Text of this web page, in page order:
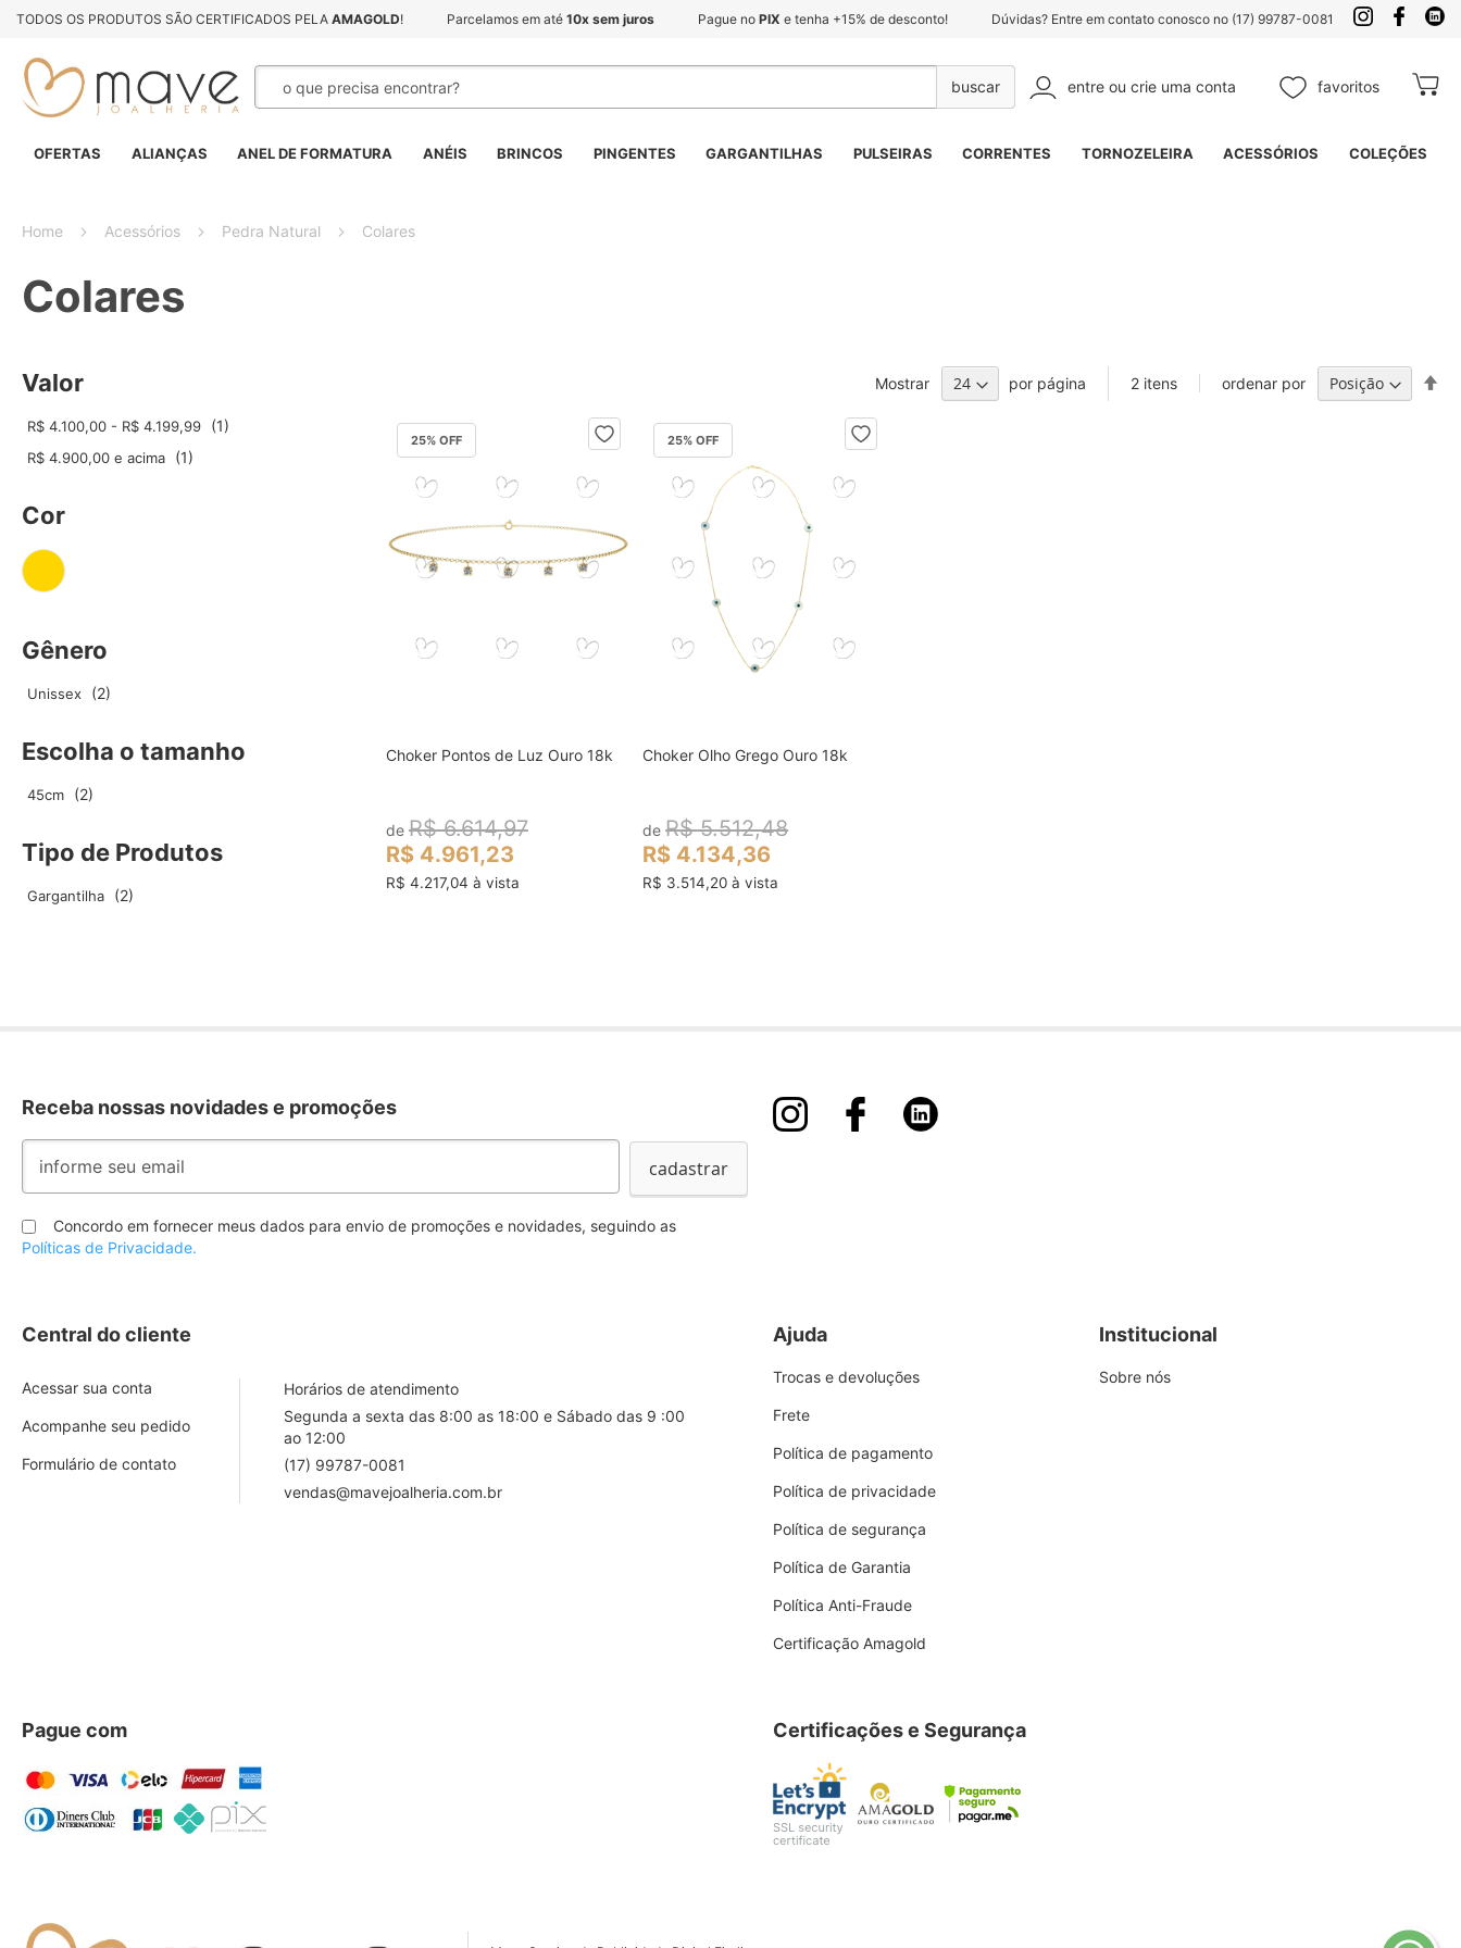
TODOS OS PRODUTOS SÃO CERTIFICADOS PELA AMAGOLD! Parcelamos em até 10x sem juros Pague no PIX e tenha +15% de desconto! Dúvidas? Entre em contato conosco no (17) 99787-0081
Pesquisa
entre ou crie uma conta favoritos Meu
OFERTAS ALIANÇAS ANEL DE FORMATURA ANÉIS BRINCOS PINGENTES GARGANTILHAS PULSEIRAS CORRENTES TORNOZELEIRA ACESSÓRIOS COLEÇÕES
Home Acessórios Pedra Natural Colares
Colares
Mostrar por página 2 itens ordenar por
25% OFF
Choker Pontos de Luz Ouro 18k
de R$ 6.614,97
R$ 4.961,23
R$ 4.217,04 à vista
25% OFF
Choker Olho Grego Ouro 18k
deR$ 5.512,48
R$ 4.134,36
R$ 3.514,20 à vista
Valor
R$ 4.100,00 - R$ 4.199,99 1
R$ 4.900,00 e acima 1
Cor
Gênero
Unissex 2
Escolha o tamanho
45cm 2
Tipo de Produtos
Gargantilha 2
Receba nossas novidades e promoções
Inscreva-
na
Newsletter:
cadastrar
Concordo em fornecer meus dados para envio de promoções e novidades, seguindo as
Políticas de Privacidade.
Central do cliente
Acessar sua conta
Acompanhe seu pedido
Formulário de contato
Horários de atendimento
Segunda a sexta das 8:00 as 18:00 e Sábado das 9 :00
ao 12:00
(17) 99787-0081
vendas@mavejoalheria.com.br
Ajuda
Trocas e devoluções
Frete
Política de pagamento
Política de privacidade
Política de segurança
Política de Garantia
Política Anti-Fraude
Certificação Amagold
Institucional
Sobre nós
Pague com Certificações e Segurança